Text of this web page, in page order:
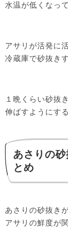
水温が低くなっ
アサリが活発に
冷蔵庫で砂抜き
１晩くらい砂抜
伸ばすようにす
あさりの
とめ
あさりの砂抜き
アサリの鮮度が